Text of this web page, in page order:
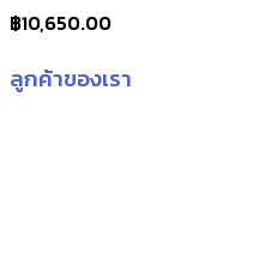
฿10,650.00
ลูกค้าของเรา